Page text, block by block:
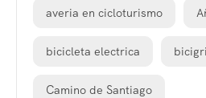
averia en cicloturismo
bicicleta electrica
Camino de Santiago